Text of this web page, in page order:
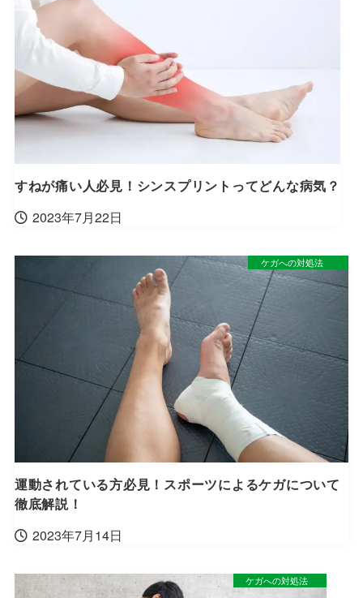
すねが痛い人必見！シンスプリントってどんな病気？
2023年7月22日
運動されている方必見！スポーツによるケガについて
徹底解説！
2023年7月14日
ケガへの対処法
ケガへの対処法